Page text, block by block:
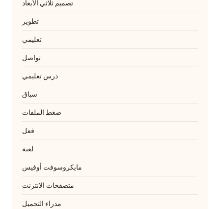
تصميم ثلاثي الأبعاد
تطوير
تعليمي
تواصل
درس تعليمي
سباق
ضغط الملفات
فعل
لعبة
مايكروسوفت أوفيس
متصفحات الانترنت
مدراء التحميل